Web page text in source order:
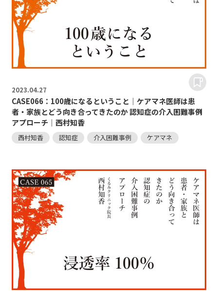
2023.04.27
CASE066：100歳になるということ｜ケアマネ医師は患
者・家族とどう向き合ってきたのか 認知症の介入困難事例
アプローチ｜西村知香
西村知香 認知症 介入困難事例 ケアマネ